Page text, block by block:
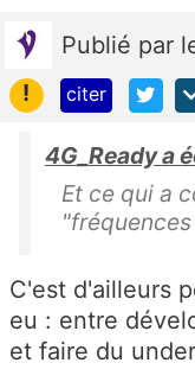
Publié par
!
citer
4G_Ready a
Et ce qui a
C'est d'ailleurs
eu : entre
et faire du